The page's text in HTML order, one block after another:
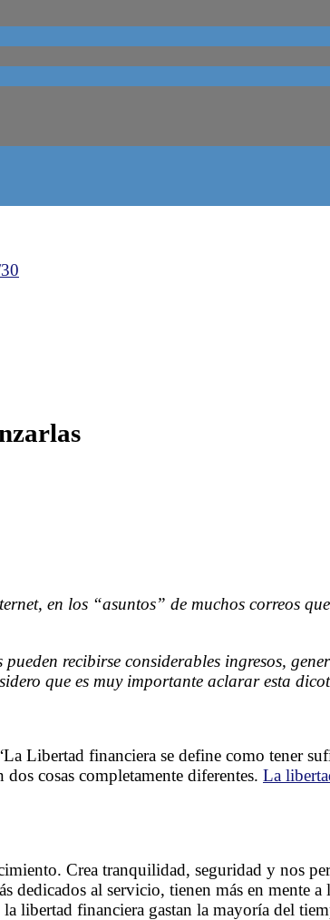
en los “asuntos” de muchos correos
recibirse considerables ingresos,
que es muy importante aclarar esta
Libertad financiera se define como tener
cosas completamente diferentes. La
Crea tranquilidad, seguridad y nos
dedicados al servicio, tienen más en mente
libertad financiera gastan la mayoría del